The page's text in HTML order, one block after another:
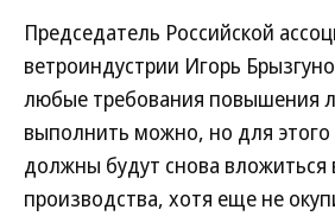
Председатель Российской
ветроиндустрии Игорь
любые требования повышения
выполнить можно, но для
должны будут снова вложиться
производства, хотя еще не